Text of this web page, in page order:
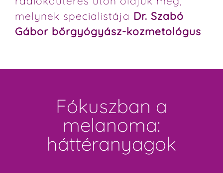
melynek specialistája Dr. Szabó
Gábor bőrgyógyász-kozmetológus
Fókuszban a
melanoma:
háttéranyagok